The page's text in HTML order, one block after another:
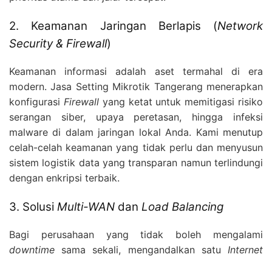
2. Keamanan Jaringan Berlapis (Network
Security & Firewall)
Keamanan informasi adalah aset termahal di era
modern. Jasa Setting Mikrotik Tangerang menerapkan
konfigurasi Firewallyang ketat untuk memitigasi risiko
serangan siber, upaya peretasan, hingga infeksi
malware di dalam jaringan lokal Anda. Kami menutup
celah-celah keamanan yang tidak perlu dan menyusun
sistem logistik data yang transparan namun terlindungi
dengan enkripsi terbaik.
3. Solusi Multi-WAN dan Load Balancing
Bagi perusahaan yang tidak boleh mengalami
downtime sama sekali, mengandalkan satu Internet